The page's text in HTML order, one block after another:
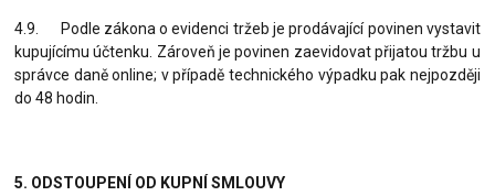
4.9. Podle zákona o evidenci tržeb je prodávající povinen vystavit
kupujícímu účtenku. Zároveň je povinen zaevidovat přijatou tržbu u
správce daně online; v případě technického výpadku pak nejpozději
do 48 hodin.
5. ODSTOUPENÍ OD KUPNÍ SMLOUVY